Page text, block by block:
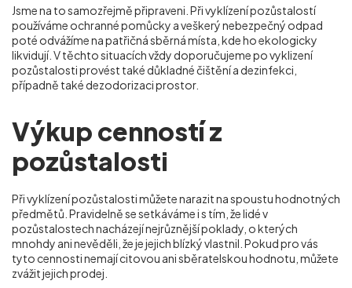
Jsme na to samozřejmě připraveni. Při vyklízení pozůstalostí
používáme ochranné pomůcky a veškerý nebezpečný odpad
poté odvážíme na patřičná sběrná místa, kde ho ekologicky
likvidují. V těchto situacích vždy doporučujeme po vyklizení
pozůstalosti provést také důkladné čištění a dezinfekci,
případně také dezodorizaci prostor.
Výkup cenností z
pozůstalosti
Při vyklízení pozůstalosti můžete narazit na spoustu hodnotných
předmětů. Pravidelně se setkáváme i s tím, že lidé v
pozůstalostech nacházejí nejrůznější poklady, o kterých
mnohdy ani nevěděli, že je jejich blízký vlastnil. Pokud pro vás
tyto cennosti nemají citovou ani sběratelskou hodnotu, můžete
zvážit jejich prodej.